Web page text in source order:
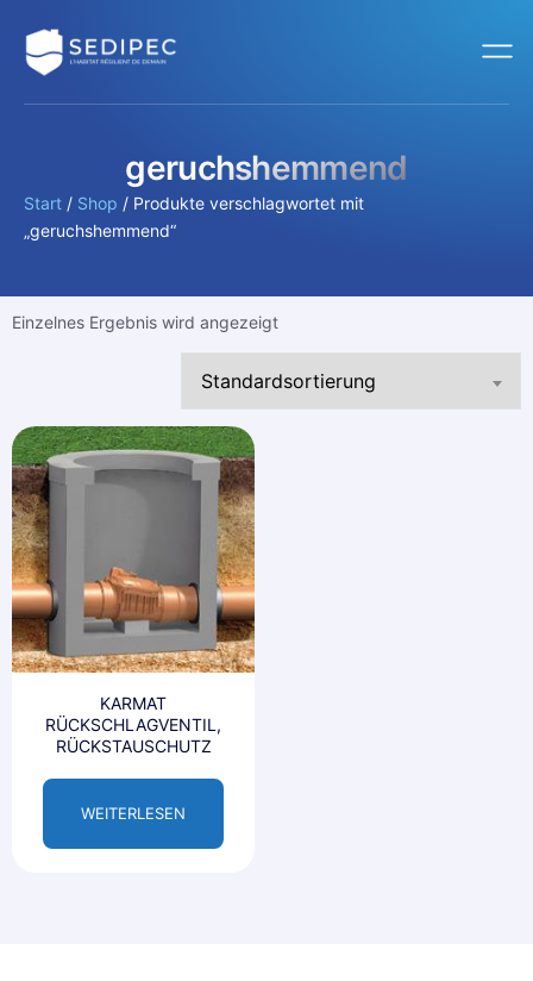
geruchshemmend
Start / Shop / Produkte verschlagwortet mit
„geruchshemmend“
Einzelnes Ergebnis wird angezeigt
KARMAT
RÜCKSCHLAGVENTIL,
RÜCKSTAUSCHUTZ
WEITERLESEN